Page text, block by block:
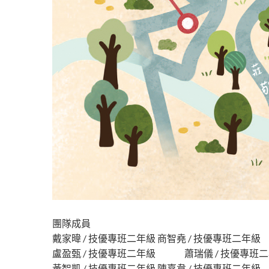
團隊成員
戴家暐 / 技優專班二年級 商智堯 / 技優專班二年級
盧盈甄 / 技優專班二年級 蕭瑞儀 / 技優專班二